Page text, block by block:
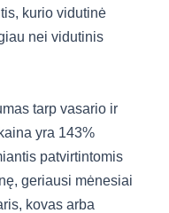
kurio vidutinė
nei vidutinis
tarp vasario ir
yra 143%
patvirtintomis
geriausi mėnesiai
kovas arba